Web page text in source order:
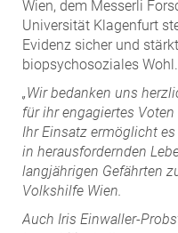
Pressekontakt
Wien, dem Messerli
Universität Klagenfurt
Evidenz sicher und
biopsychosoziales Wohl.
„Wir bedanken uns
für ihr engagiertes
Ihr Einsatz ermöglicht
in herausfordernden
langjährigen Gefährten
Volkshilfe Wien.
Auch Iris Einwaller-